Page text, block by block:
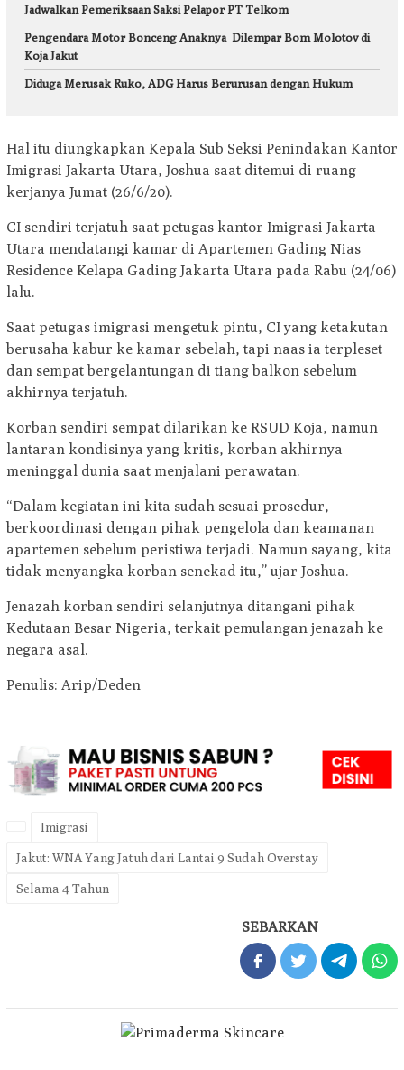
Jadwalkan Pemeriksaan Saksi Pelapor PT Telkom
Pengendara Motor Bonceng Anaknya Dilempar Bom Molotov di
Koja Jakut
Diduga Merusak Ruko, ADG Harus Berurusan dengan Hukum
Hal itu diungkapkan Kepala Sub Seksi Penindakan Kantor
Imigrasi Jakarta Utara, Joshua saat ditemui di ruang
kerjanya Jumat (26/6/20).
CI sendiri terjatuh saat petugas kantor Imigrasi Jakarta
Utara mendatangi kamar di Apartemen Gading Nias
Residence Kelapa Gading Jakarta Utara pada Rabu (24/06)
lalu.
Saat petugas imigrasi mengetuk pintu, CI yang ketakutan
berusaha kabur ke kamar sebelah, tapi naas ia terpleset
dan sempat bergelantungan di tiang balkon sebelum
akhirnya terjatuh.
Korban sendiri sempat dilarikan ke RSUD Koja, namun
lantaran kondisinya yang kritis, korban akhirnya
meninggal dunia saat menjalani perawatan.
“Dalam kegiatan ini kita sudah sesuai prosedur,
berkoordinasi dengan pihak pengelola dan keamanan
apartemen sebelum peristiwa terjadi. Namun sayang, kita
tidak menyangka korban senekad itu,” ujar Joshua.
Jenazah korban sendiri selanjutnya ditangani pihak
Kedutaan Besar Nigeria, terkait pemulangan jenazah ke
negara asal.
Penulis: Arip/Deden
Imigrasi
Jakut: WNA Yang Jatuh dari Lantai 9 Sudah Overstay
Selama 4 Tahun
SEBARKAN